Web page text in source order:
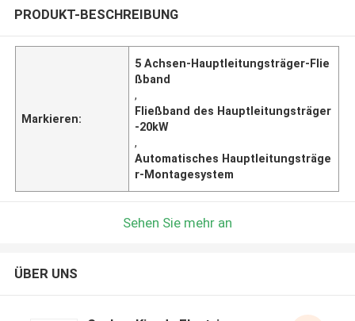
PRODUKT-BESCHREIBUNG
Markieren:
5 Achsen-Hauptleitungsträger-Flie
ßband
,
Fließband des Hauptleitungsträger
-20kW
,
Automatisches Hauptleitungsträge
r-Montagesystem
Sehen Sie mehr an
ÜBER UNS